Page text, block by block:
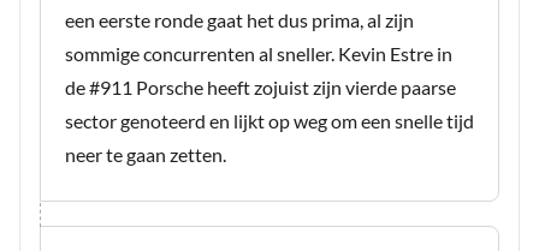
een eerste ronde gaat het dus prima, al zijn
sommige concurrenten al sneller. Kevin Estre in
de #911 Porsche heeft zojuist zijn vierde paarse
sector genoteerd en lijkt op weg om een snelle tijd
neer te gaan zetten.